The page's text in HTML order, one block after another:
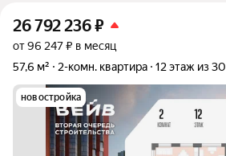
26 792 236₽
от 96 247 ₽ в месяц
57,6 м²
2-комн. квартира 12 этаж из 30
новостройка